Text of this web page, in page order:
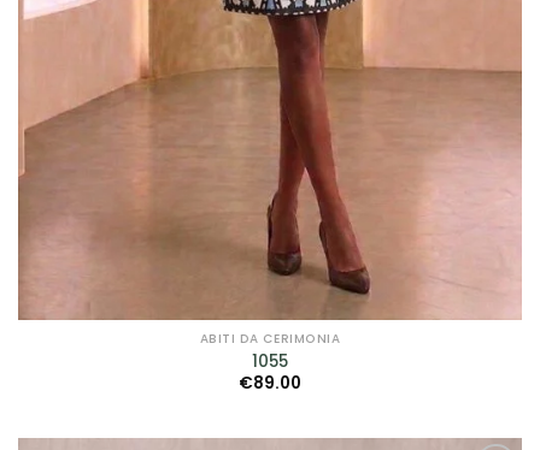
ABITI DA CERIMONIA
1055
€89.00